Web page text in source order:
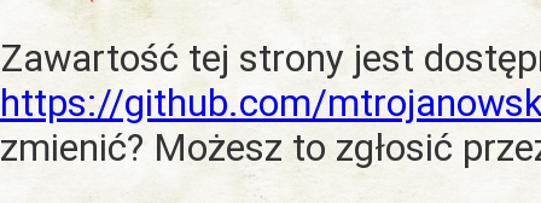
Zawartość tej strony jest
https://github.com/
zmienić? Możesz to zgłosić